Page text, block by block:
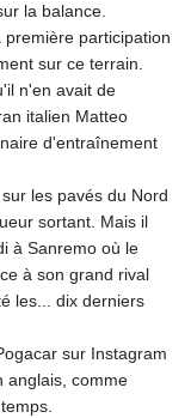
la balance.
participation
sur ce terrain.
n'en avait de
italien Matteo
d'entraînement
les pavés du Nord
sortant. Mais il
à Sanremo où le
à son grand rival
les... dix derniers
sur Instagram
anglais, comme